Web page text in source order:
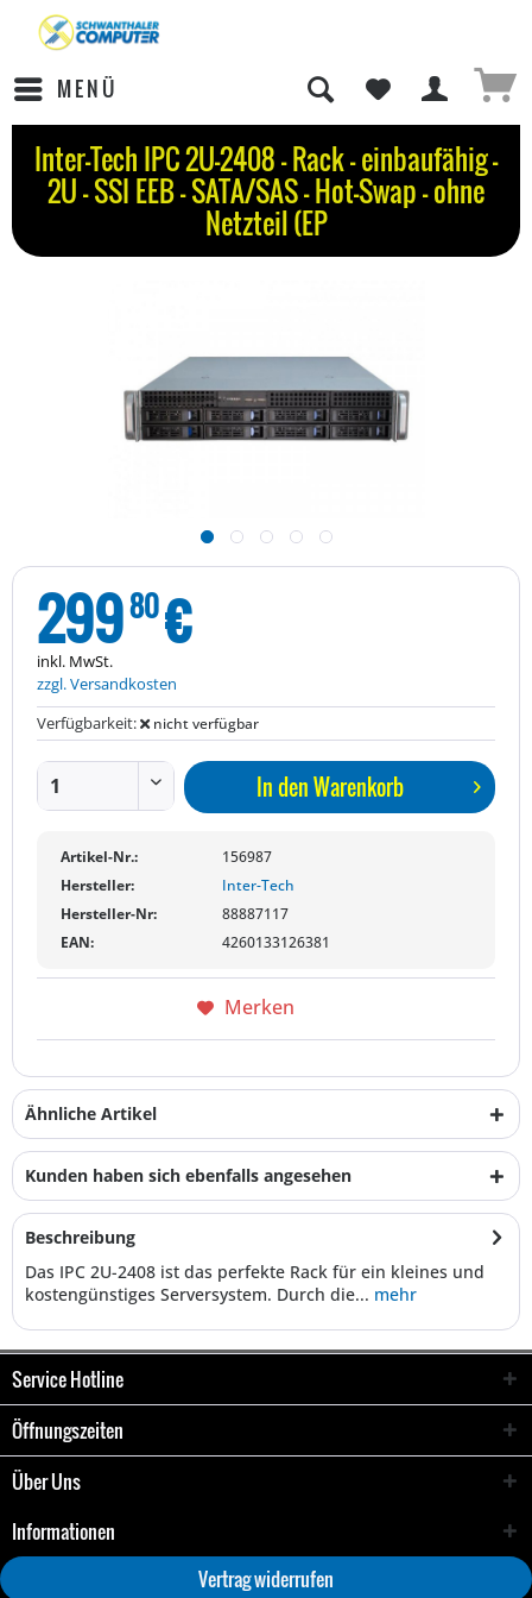
MENÜ
Inter-Tech IPC 2U-2408 - Rack - einbaufähig -
2U - SSI EEB - SATA/SAS - Hot-Swap - ohne
Netzteil (EP
29980€
inkl. MwSt.
zzgl. Versandkosten
Verfügbarkeit:
nicht verfügbar
In denWarenkorb
Artikel-Nr.:
156987
Hersteller:
Inter-Tech
Hersteller-Nr:
88887117
EAN:
4260133126381
Merken
Ähnliche Artikel
Kunden haben sich ebenfalls angesehen
Beschreibung
Das IPC 2U-2408 ist das perfekte Rack für ein kleines und
kostengünstiges Serversystem. Durch die... mehr
Service Hotline
Öffnungszeiten
Über Uns
Informationen
Vertrag widerrufen